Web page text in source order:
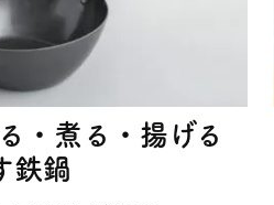
・煮る・揚げる
鉄鍋